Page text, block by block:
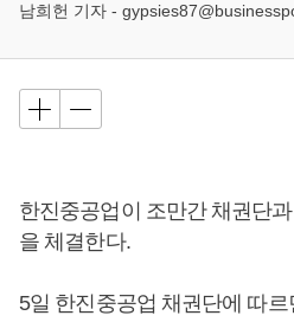
남희헌 기자 -
한진중공업이 조만간 채권단
을 체결한다.
5일 한진중공업 채권단에 따